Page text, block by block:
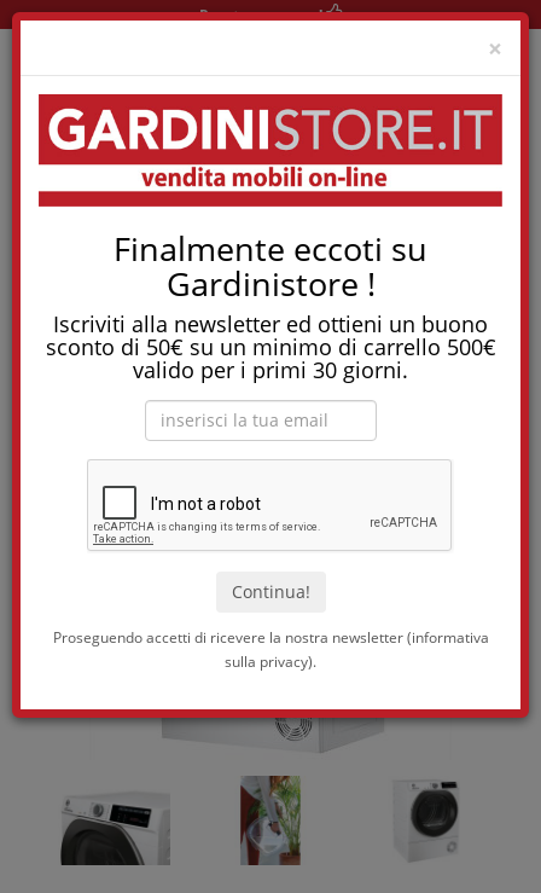
×
Finalmente eccoti su
Gardinistore !
Iscriviti alla newsletter ed ottieni un buono
sconto di 50€ su un minimo di carrello 500€
valido per i primi 30 giorni.
Proseguendo accetti di ricevere la nostra newsletter (informativa
sulla privacy).
Pronta consegna!
Asciugatrice H-Dry 500 Pompa Di Calore, 9 Kg, Controllo Remoto
Avanzato Hoover - Ndeh9A2Tsbexs-S
Tostapane, tritatutto, aspirapolvere, friggitrice
e molti altri Elettrodomestici!
Asciugatrice H-DRY 500 Pompa di calore, 9
Kg, Controllo remoto avanzato Hoover -
NDEH9A2TSBEXS-S